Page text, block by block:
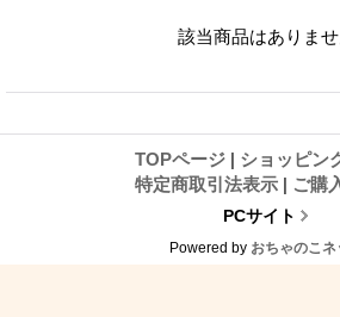
該当商品はありま
TOPページ | ショッピン
特定商取引法表示 | ご購
PCサイト
Powered by おちゃのこネ